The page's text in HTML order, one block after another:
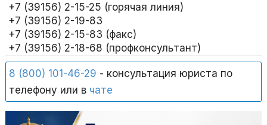
+7 (39156) 2-15-25 (горячая линия)
+7 (39156) 2-19-83
+7 (39156) 2-15-83 (факс)
+7 (39156) 2-18-68 (профконсультант)
8 (800) 101-46-29 - консультация юриста по
телефону или в чате